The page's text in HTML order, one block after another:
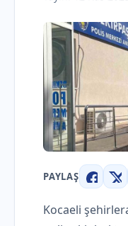
PAYLAŞ
X
Kocaeli